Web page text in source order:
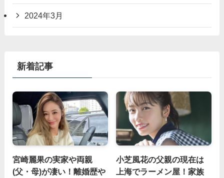
2024年3月
新着記事
宮崎麗果の実家や両親
(父・母)が凄い！離婚歴や
小芝風花の父親の現在は
上海でラーメン屋！家族